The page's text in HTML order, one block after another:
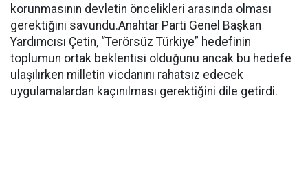
korunmasının devletin öncelikleri arasında olması
gerektiğini savundu.Anahtar Parti Genel Başkan
Yardımcısı Çetin, “Terörsüz Türkiye” hedefinin
toplumun ortak beklentisi olduğunu ancak bu hedefe
ulaşılırken milletin vicdanını rahatsız edecek
uygulamalardan kaçınılması gerektiğini dile getirdi.